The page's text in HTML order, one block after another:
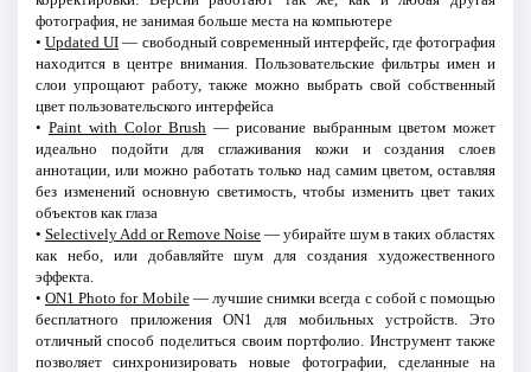
фотография, не занимая больше места на компьютере
• Updated UI — свободный современный интерфейс, где фотография
находится в центре внимания. Пользовательские фильтры имен и
слои упрощают работу, также можно выбрать свой собственный
цвет пользовательского интерфейса
• Paint with Color Brush — рисование выбранным цветом может
идеально подойти для сглаживания кожи и создания слоев
аннотации, или можно работать только над самим цветом, оставляя
без изменений основную светимость, чтобы изменить цвет таких
объектов как глаза
• Selectively Add or Remove Noise — убирайте шум в таких областях
как небо, или добавляйте шум для создания художественного
эффекта.
•ON1 Photo for Mobile— лучшие снимки всегда с собой с помощью
бесплатного приложения ON1 для мобильных устройств. Это
отличный способ поделиться своим портфолио. Инструмент также
позволяет синхронизировать новые фотографии, сделанные на